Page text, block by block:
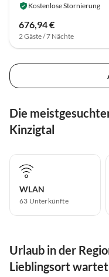
Kostenlose Stornierung
676,94 €
2 Gäste / 7 Nächte
Die
Kinzigtal
WLAN
63 Unterkünfte
Urlaub in der
Lieblingsort wartet